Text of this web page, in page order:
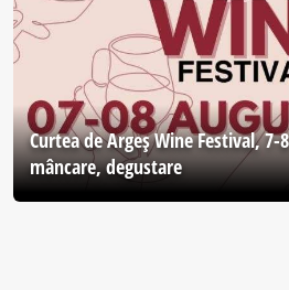
Curtea de Argeş Wine Festival,
mâncare, degustare